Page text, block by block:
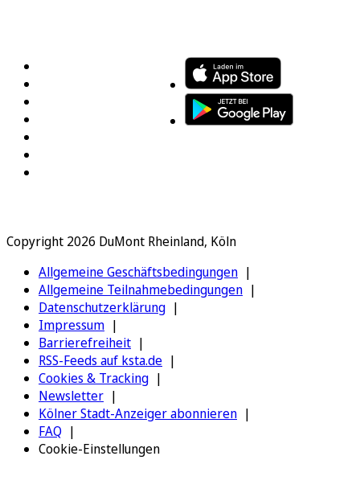
Copyright 2026 DuMont Rheinland, Köln
Allgemeine Geschäftsbedingungen
Allgemeine Teilnahmebedingungen
Datenschutzerklärung
Impressum
Barrierefreiheit
RSS-Feeds auf ksta.de
Cookies & Tracking
Newsletter
Kölner Stadt-Anzeiger abonnieren
FAQ
Cookie-Einstellungen